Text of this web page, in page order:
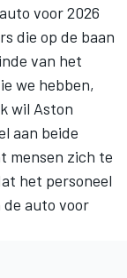
voor 2026
die op de baan
van het
we hebben,
wil Aston
aan beide
mensen zich te
het personeel
de auto voor